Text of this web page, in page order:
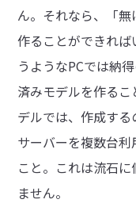
ん。それなら、「
作ることができれ
うようなPCでは納
済みモデルを作る
デルでは、作成す
サーバーを複数台
こと。これは流石
ません。